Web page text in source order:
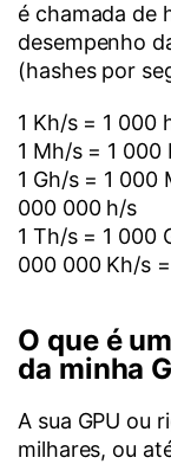
é chamada de
desempenho
(hashes por
1 Kh/s = 1 000
1 Mh/s = 1
1 Gh/s = 1 000
000 000 h/s
1 Th/s = 1 000
000 000 Kh/s
O que é
da minha
A sua GPU ou
milhares, ou